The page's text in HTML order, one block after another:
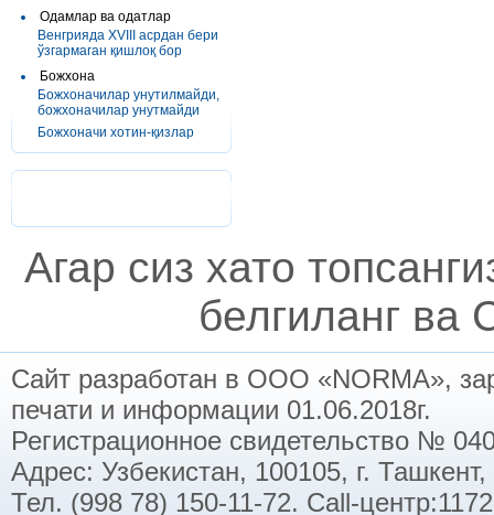
Одамлар ва одатлар
Венгрияда XVIII асрдан бери
ўзгармаган қишлоқ бор
Божхона
Божхоначилар унутилмайди,
божхоначилар унутмайди
Божхоначи хотин-қизлар
Агар сиз хато
белгиланг ва
Сайт разработан в ООО «NORMA»,
печати и информации 01.06.2018г.
Регистрационное свидетельство №
Адрес: Узбекистан, 100105, г.
Тел. (998 78) 150-11-72. Call-